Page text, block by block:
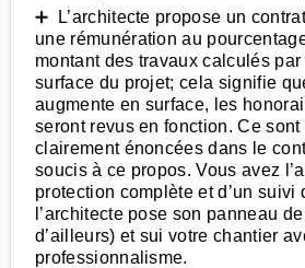
➕ L’architecte propose un
une rémunération au
montant des travaux calculés par
surface du projet; cela signifie
augmente en surface, les
seront revus en fonction. Ce
clairement énoncées dans le
soucis à ce propos. Vous avez
protection complète et d’un suivi
l’architecte pose son panneau
d’ailleurs) et sui votre chantier
professionnalisme.